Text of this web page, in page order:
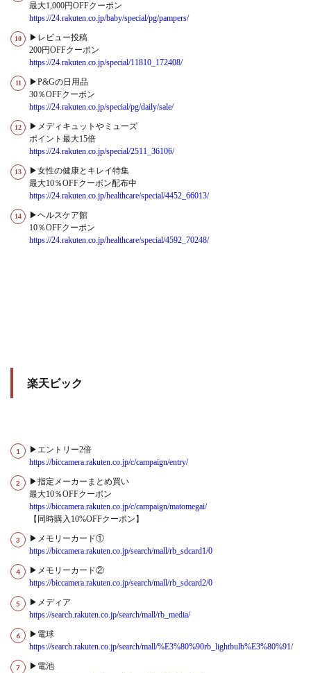
最大1,000円OFFクーポン
https://24.rakuten.co.jp/baby/special/pg/pampers/
▶レビュー投稿
200円OFFクーポン
https://24.rakuten.co.jp/special/11810_172408/
▶P&Gの日用品
30％OFFクーポン
https://24.rakuten.co.jp/special/pg/daily/sale/
▶メディキュットやミューズ
ポイント最大15倍
https://24.rakuten.co.jp/special/2511_36106/
▶女性の健康とキレイ特集
最大10％OFFクーポン配布中
https://24.rakuten.co.jp/healthcare/special/4452_66013/
▶ヘルスケア館
10％OFFクーポン
https://24.rakuten.co.jp/healthcare/special/4592_70248/
楽天ビック
▶エントリー2倍
https://biccamera.rakuten.co.jp/c/campaign/entry/
▶指定メーカーまとめ買い
最大10％OFFクーポン
https://biccamera.rakuten.co.jp/c/campaign/matomegai/
【同時購入10%OFFクーポン】
▶メモリーカード①
https://biccamera.rakuten.co.jp/search/mall/rb_sdcard1/0
▶メモリーカード②
https://biccamera.rakuten.co.jp/search/mall/rb_sdcard2/0
▶メディア
https://search.rakuten.co.jp/search/mall/rb_media/
▶電球
https://search.rakuten.co.jp/search/mall/%E3%80%90rb_lightbulb%E3%80%91/
▶電池